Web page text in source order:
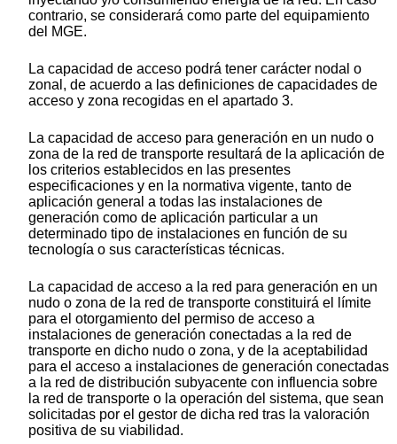
contrario, se considerará como parte del equipamiento
del MGE.
La capacidad de acceso podrá tener carácter nodal o
zonal, de acuerdo a las definiciones de capacidades de
acceso y zona recogidas en el apartado 3.
La capacidad de acceso para generación en un nudo o
zona de la red de transporte resultará de la aplicación de
los criterios establecidos en las presentes
especificaciones y en la normativa vigente, tanto de
aplicación general a todas las instalaciones de
generación como de aplicación particular a un
determinado tipo de instalaciones en función de su
tecnología o sus características técnicas.
La capacidad de acceso a la red para generación en un
nudo o zona de la red de transporte constituirá el límite
para el otorgamiento del permiso de acceso a
instalaciones de generación conectadas a la red de
transporte en dicho nudo o zona, y de la aceptabilidad
para el acceso a instalaciones de generación conectadas
a la red de distribución subyacente con influencia sobre
la red de transporte o la operación del sistema, que sean
solicitadas por el gestor de dicha red tras la valoración
positiva de su viabilidad.